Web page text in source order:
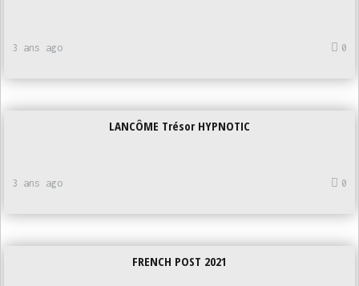
0
3 ans ago
LANCÔME Trésor HYPNOTIC
0
3 ans ago
FRENCH POST 2021